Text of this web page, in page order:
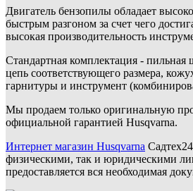
Двигатель бензопилы обладает
быстрым разгоном за счет чего
высокая производительность
Стандартная комплектация -
цепь соответствующего размера,
гарнитуры и инструмент
Мы продаем только оригинальную
официальной гарантией Husqvarna.
Интернет магазин Husqvarna
физическими, так и юридическими
предоставляется вся необходимая